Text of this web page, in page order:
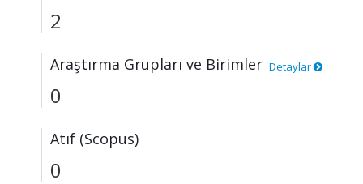
2
Araştırma Grupları ve Birimler Detaylar
0
Atıf (Scopus)
0